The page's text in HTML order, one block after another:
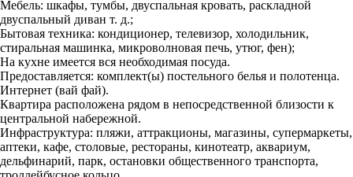
Мебель: шкафы, тумбы, двуспальная кровать, раскладной
двуспальный диван т. д.;
Бытовая техника: кондиционер, телевизор, холодильник,
стиральная машинка, микроволновая печь, утюг, фен);
На кухне имеется вся необходимая посуда.
Предоставляется: комплект(ы) постельного белья и полотенца.
Интернет (вай фай).
Квартира расположена рядом в непосредственной близости к
центральной набережной.
Инфраструктура: пляжи, аттракционы, магазины, супермаркеты,
аптеки, кафе, столовые, рестораны, кинотеатр, аквариум,
дельфинарий, парк, остановки общественного транспорта,